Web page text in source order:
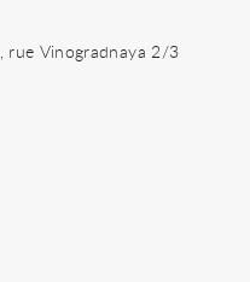
rue Vinogradnaya 2/3